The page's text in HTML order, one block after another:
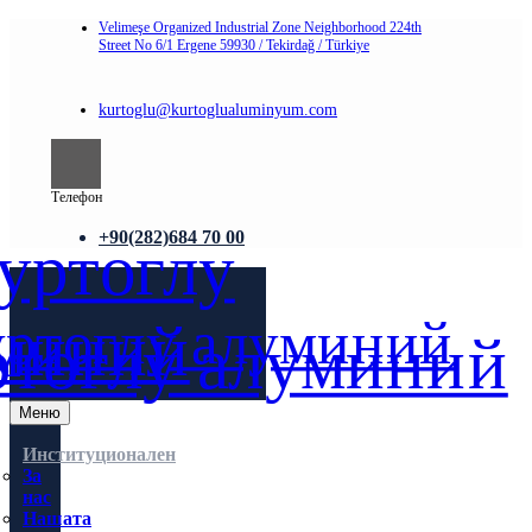
Velimeşe Organized Industrial Zone Neighborhood 224th
Street No 6/1 Ergene 59930 / Tekirdağ / Türkiye
kurtoglu@kurtoglualuminyum.com
Телефон
+90(282)684 70 00
Меню
Институционален
За
нас
Нашата